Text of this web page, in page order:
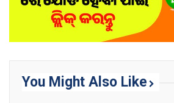
You Might Also Like